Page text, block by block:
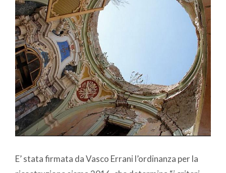
E’ stata firmata da Vasco Errani l’ordinanza per la